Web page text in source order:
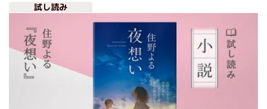
試し読み